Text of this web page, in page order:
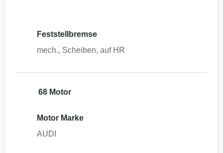
Feststellbremse
mech., Scheiben, auf HR
68 Motor
Motor Marke
AUDI